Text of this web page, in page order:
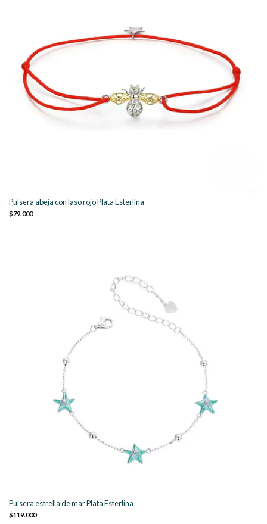
Pulsera abeja con laso rojo Plata Esterlina
$79.000
Pulsera estrella de mar Plata Esterlina
$119.000